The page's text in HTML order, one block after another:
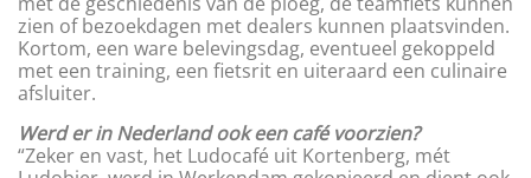
zien of bezoekdagen met dealers kunnen plaatsvinden.
Kortom, een ware belevingsdag, eventueel gekoppeld
met een training, een fietsrit en uiteraard een culinaire
afsluiter.
Werd er in Nederland ook een café voorzien?
“Zeker en vast, het Ludocafé uit Kortenberg, mét